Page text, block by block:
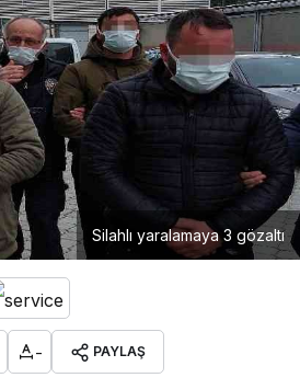
Silahlı yaralamaya 3 gözaltı
- PAYLAŞ